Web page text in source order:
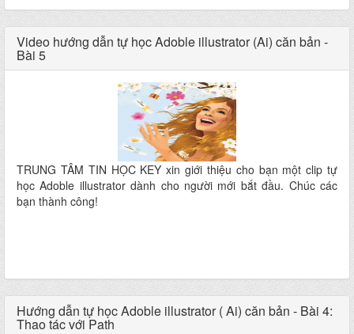
Video hướng dẫn tự học Adoble illustrator (Ai) căn bản -
Bài 5
TRUNG TÂM TIN HỌC KEY xin giới thiệu cho bạn một clip tự
học Adoble illustrator dành cho người mới bắt đầu. Chúc các
bạn thành công!
Hướng dẫn tự học Adoble illustrator ( Ai) căn bản - Bài 4:
Thao tác với Path